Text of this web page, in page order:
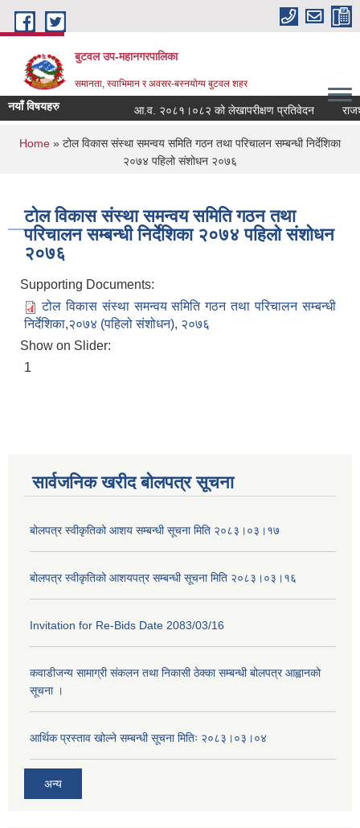
Skip to main content
बुटवल उप-महानगरपालिका
समानता, स्वाभिमान र अवसर-बस्नयोग्य बुटवल शहर
नयाँ विषयहरु आ.व. २०८१।०८२ को लेखापरीक्षण प्रतिवेदन
You are here
Home » टोल विकास संस्था समन्वय समिति गठन तथा परिचालन सम्बन्धी निर्देशिका
२०७४ पहिलो संशोधन २०७६
टोल विकास संस्था समन्वय समिति गठन तथा
परिचालन सम्बन्धी निर्देशिका २०७४ पहिलो संशोधन
२०७६
Supporting Documents:
टोल विकास संस्था समन्वय समिति गठन तथा परिचालन सम्बन्धी
निर्देशिका,२०७४ (पहिलो संशोधन), २०७६
Show on Slider:
1
सार्वजनिक खरीद बोलपत्र सूचना
बोलपत्र स्वीकृतिको आशय सम्बन्धी सूचना मिति २०८३।०३।१७
बोलपत्र स्वीकृतिको आशयपत्र सम्बन्धी सूचना मिति २०८३।०३।१६
Invitation for Re-Bids Date 2083/03/16
कवाडीजन्य सामाग्री संकलन तथा निकासी ठेक्का सम्बन्धी बोलपत्र आह्वानको
सूचना ।
आर्थिक प्रस्ताव खोल्ने सम्बन्धी सूचना मितिः २०८३।०३।०४
अन्य